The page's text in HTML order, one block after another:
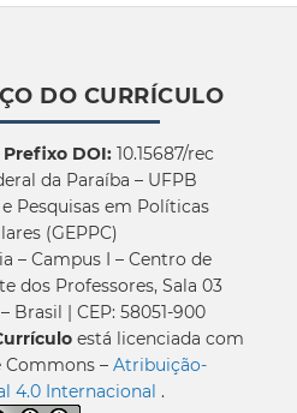
DO CURRÍCULO
Prefixo DOI:10.15687/rec
da Paraíba – UFPB
Pesquisas em Políticas
(GEPPC)
– Campus I – Centro de
dos Professores, Sala 03
Brasil | CEP: 58051-900
está licenciada com
Commons – Atribuição-
4.0 Internacional .